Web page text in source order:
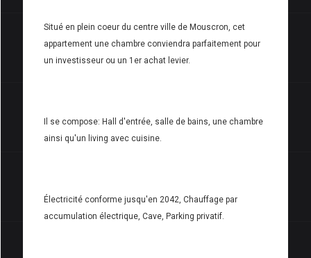
Situé en plein coeur du centre ville de Mouscron, cet
appartement une chambre conviendra parfaitement pour
un investisseur ou un 1er achat levier.
Il se compose: Hall d'entrée, salle de bains, une chambre
ainsi qu'un living avec cuisine.
Électricité conforme jusqu'en 2042, Chauffage par
accumulation électrique, Cave, Parking privatif.